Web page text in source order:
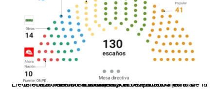
El JNE oficializó la distribución de escaños para la elección de 60 senadores y 130 diputados en las Elecciones Generales 2026, tras el restablecimiento de la Bicameralidad.